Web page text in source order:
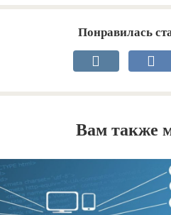
Понравилась
Вам также